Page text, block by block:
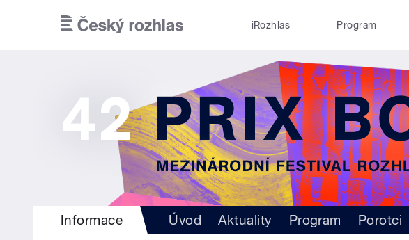
iRozhlas Program
Informace Úvod Aktuality Program Porotci